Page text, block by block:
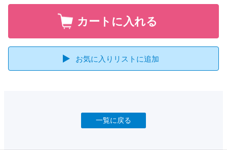
カートに入れる
お気に入りリストに追加
一覧に戻る